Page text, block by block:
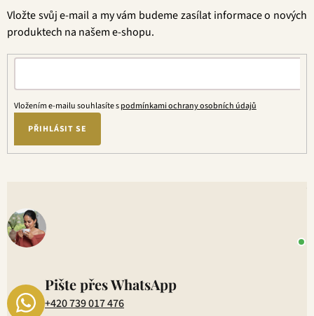
Vložte svůj e-mail a my vám budeme zasílat informace o nových
produktech na našem e-shopu.
Vložením e-mailu souhlasíte spodmínkami ochrany osobních údajů
PŘIHLÁSIT SE
Pište přes WhatsApp
+420 739 017 476